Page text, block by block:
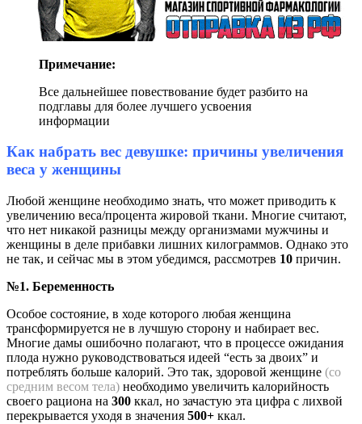
Примечание:
Все дальнейшее повествование будет разбито на
подглавы для более лучшего усвоения
информации
Как набрать вес девушке: причины увеличения
веса у женщины
Любой женщине необходимо знать, что может приводить к
увеличению веса/процента жировой ткани. Многие считают,
что нет никакой разницы между организмами мужчины и
женщины в деле прибавки лишних килограммов. Однако это
не так, и сейчас мы в этом убедимся, рассмотрев 10 причин.
№1. Беременность
Особое состояние, в ходе которого любая женщина
трансформируется не в лучшую сторону и набирает вес.
Многие дамы ошибочно полагают, что в процессе ожидания
плода нужно руководствоваться идеей “есть за двоих” и
потреблять больше калорий. Это так, здоровой женщине (со
средним весом тела) необходимо увеличить калорийность
своего рациона на 300 ккал, но зачастую эта цифра с лихвой
перекрывается уходя в значения 500+ ккал.